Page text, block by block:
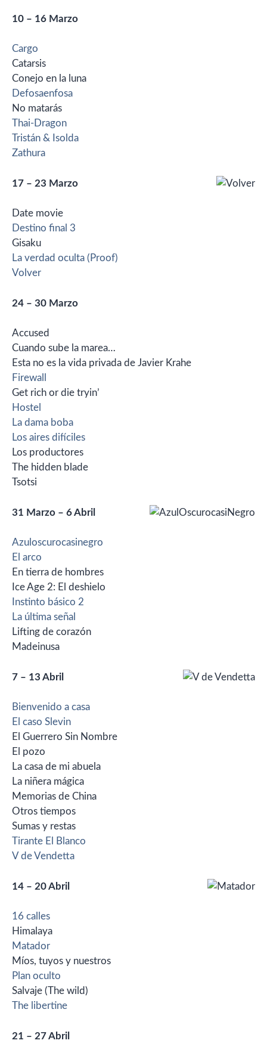
10 – 16 Marzo
Cargo
Catarsis
Conejo en la luna
Defosaenfosa
No matarás
Thai-Dragon
Tristán & Isolda
Zathura
17 – 23 Marzo
Date movie
Destino final 3
Gisaku
La verdad oculta (Proof)
Volver
24 – 30 Marzo
Accused
Cuando sube la marea…
Esta no es la vida privada de Javier Krahe
Firewall
Get rich or die tryin’
Hostel
La dama boba
Los aires difíciles
Los productores
The hidden blade
Tsotsi
31 Marzo – 6 Abril
Azuloscurocasinegro
El arco
En tierra de hombres
Ice Age 2: El deshielo
Instinto básico 2
La última señal
Lifting de corazón
Madeinusa
7 – 13 Abril
Bienvenido a casa
El caso Slevin
El Guerrero Sin Nombre
El pozo
La casa de mi abuela
La niñera mágica
Memorias de China
Otros tiempos
Sumas y restas
Tirante El Blanco
V de Vendetta
14 – 20 Abril
16 calles
Himalaya
Matador
Míos, tuyos y nuestros
Plan oculto
Salvaje (The wild)
The libertine
21 – 27 Abril